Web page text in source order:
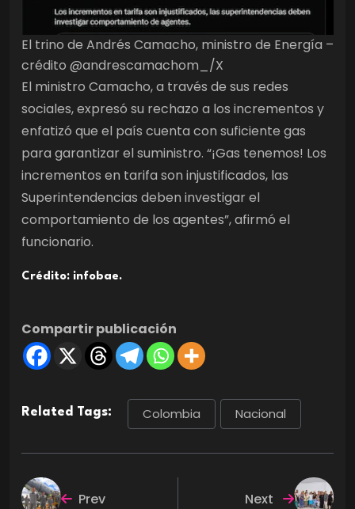
El trino de Andrés Camacho, ministro de Energía –
crédito @andrescamachom_/X
El ministro Camacho, a través de sus redes
sociales, expresó su rechazo a los incrementos y
enfatizó que el país cuenta con suficiente gas
para garantizar el suministro. “¡Gas tenemos! Los
incrementos en tarifa son injustificados, las
Superintendencias deben investigar el
comportamiento de los agentes”, afirmó el
funcionario.
Crédito: infobae.
Compartir publicación
Related Tags: Colombia Nacional
Prev Next